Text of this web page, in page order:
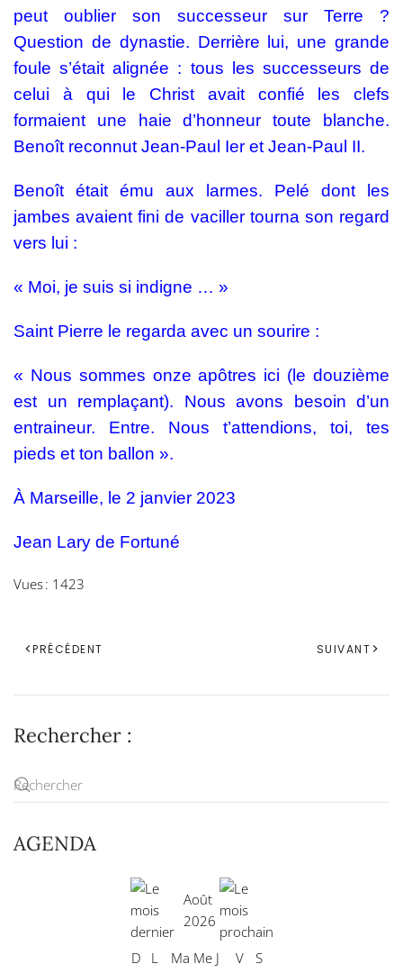
peut oublier son successeur sur Terre ?
Question de dynastie. Derrière lui, une grande
foule s’était alignée : tous les successeurs de
celui à qui le Christ avait confié les clefs
formaient une haie d’honneur toute blanche.
Benoît reconnut Jean-Paul Ier et Jean-Paul II.
Benoît était ému aux larmes. Pelé dont les
jambes avaient fini de vaciller tourna son regard
vers lui :
« Moi, je suis si indigne … »
Saint Pierre le regarda avec un sourire :
« Nous sommes onze apôtres ici (le douzième
est un remplaçant). Nous avons besoin d’un
entraineur. Entre. Nous t’attendions, toi, tes
pieds et ton ballon ».
À Marseille, le 2 janvier 2023
Jean Lary de Fortuné
Vues : 1423
PRÉCÉDENT SUIVANT
Rechercher :
AGENDA
Août
2026
D L Ma Me J V
S